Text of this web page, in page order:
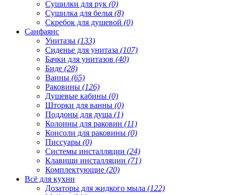
Сушилки для рук (0)
Сушилка для белья (8)
Скребок для душевой (0)
Санфаянс
Унитазы (133)
Сиденье для унитаза (107)
Бачки для унитазов (40)
Биде (28)
Ванны (65)
Раковины (126)
Душевые кабины (0)
Шторки для ванны (0)
Поддоны для душа (1)
Колонны для раковин (11)
Консоли для раковины (0)
Писсуары (0)
Системы инсталляции (24)
Клавиши инсталляции (71)
Комплектующие (20)
Всё для кухни
Дозаторы для жидкого мыла (122)